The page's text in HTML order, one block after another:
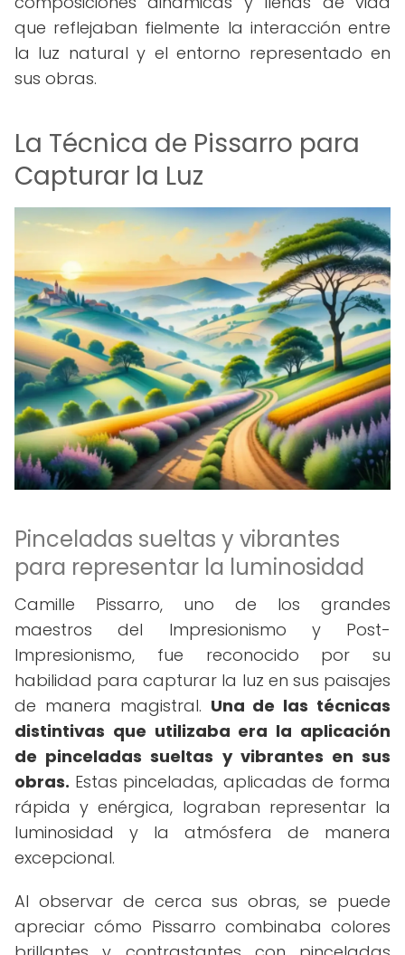
que reflejaban fielmente la interacción entre
la luz natural y el entorno representado en
sus obras.
La Técnica de Pissarro para
Capturar la Luz
Pinceladas sueltas y vibrantes
para representar la luminosidad
Camille Pissarro, uno de los grandes
maestros del Impresionismo y Post-
Impresionismo, fue reconocido por su
habilidad para capturar la luz en sus paisajes
de manera magistral. Una de las técnicas
distintivas que utilizaba era la aplicación
de pinceladas sueltas y vibrantes en sus
obras. Estas pinceladas, aplicadas de forma
rápida y enérgica, lograban representar la
luminosidad y la atmósfera de manera
excepcional.
Al observar de cerca sus obras, se puede
apreciar cómo Pissarro combinaba colores